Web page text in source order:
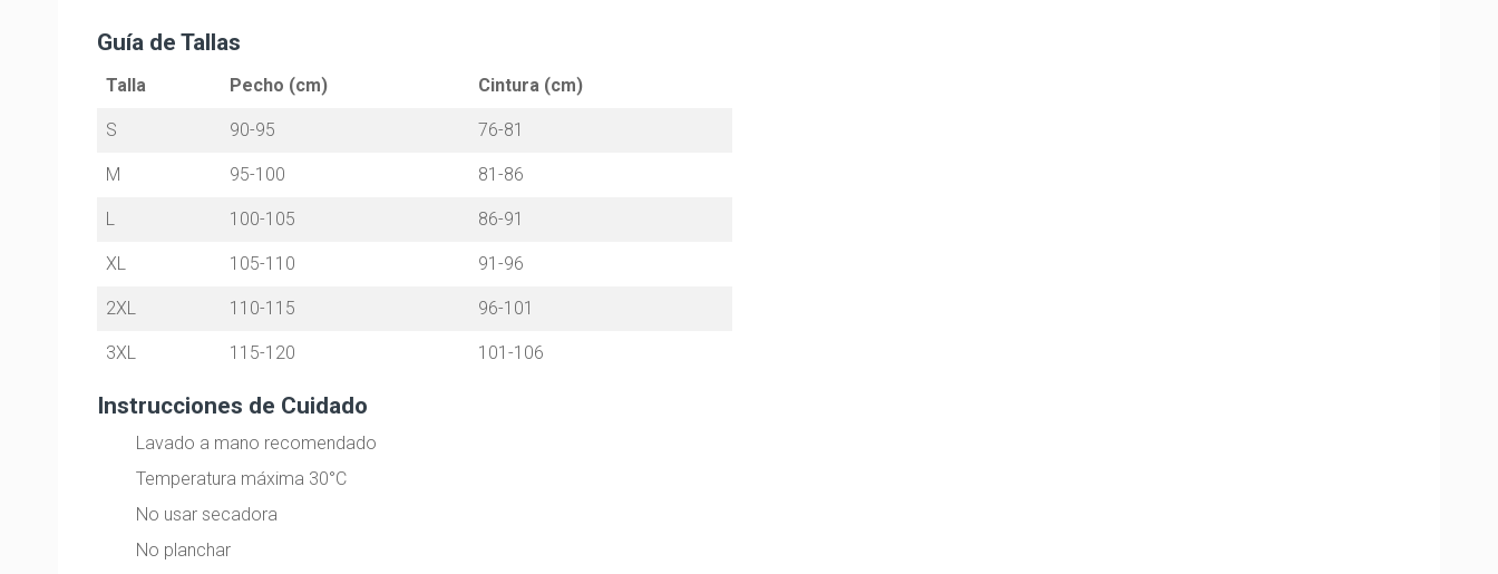
Guía de Tallas
Talla Pecho (cm) Cintura (cm)
S 90-95 76-81
M 95-100 81-86
L 100-105 86-91
XL 105-110 91-96
2XL 110-115 96-101
3XL 115-120 101-106
Instrucciones de Cuidado
Lavado a mano recomendado
Temperatura máxima 30°C
No usar secadora
No planchar